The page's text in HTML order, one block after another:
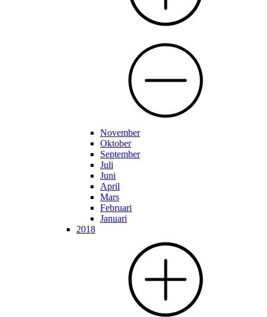
November
Oktober
September
Juli
Juni
April
Mars
Februari
Januari
2018